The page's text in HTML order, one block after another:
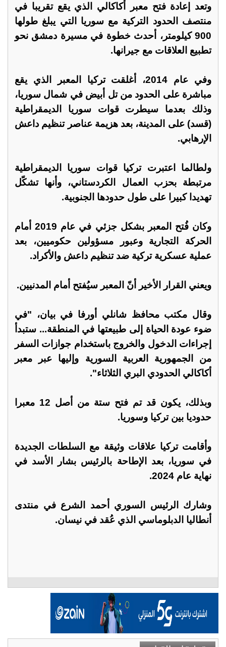
وتعد إعادة فتح معبر أكاكالي الذي يقع تقريبا في
منتصف الحدود التركية مع سوريا التي يبلغ طولها
900 كيلومتر، أحدث خطوة في مسيرة دمشق نحو
تطبيع العلاقات مع جيرانها.
وفي عام 2014، أغلقت تركيا المعبر الذي يقع
مباشرة على الحدود من تل أبيض في شمال سوريا،
وذلك بعدما سيطرت قوات سوريا الديمقراطية
(قسد) على المدينة، بعد هزيمة عناصر تنظيم داعش
الإرهابي.
ولطالما اعتبرت تركيا قوات سوريا الديمقراطية
مرتبطة بحزب العمال الكردستاني، وأنها تشكّل
تهديدا كبيرا على طول حدودها الجنوبية.
وكان فُتح المعبر بشكل جزئي في عام 2019 أمام
الحركة التجارية وعبور مسؤولين حكوميين، بعد
عملية عسكرية تركية ضد تنظيم داعش والأكراد.
ويعني القرار الأخير أنّ المعبر سيُفتح أمام المدنيين.
وقال مكتب محافظ شانلي أورفا في بيان، "في
ضوء عودة الحياة إلى طبيعتها في المنطقة... ستبدأ
إجراءات الدخول والخروج باستخدام جوازات السفر
من الجمهورية العربية السورية وإليها عبر معبر
أكاكالي الحدودي البري الثلاثاء".
وبذلك، يكون قد تم فتح ستة من أصل 12 معبرا
حدوديا بين تركيا وسوريا.
وأقامت تركيا علاقات وثيقة مع السلطات الجديدة
في سوريا، بعد الإطاحة بالرئيس بشار الأسد في
نهاية عام 2024.
وشارك الرئيس السوري أحمد الشرع في منتدى
أنطاليا الدبلوماسي الذي عُقد في نيسان.